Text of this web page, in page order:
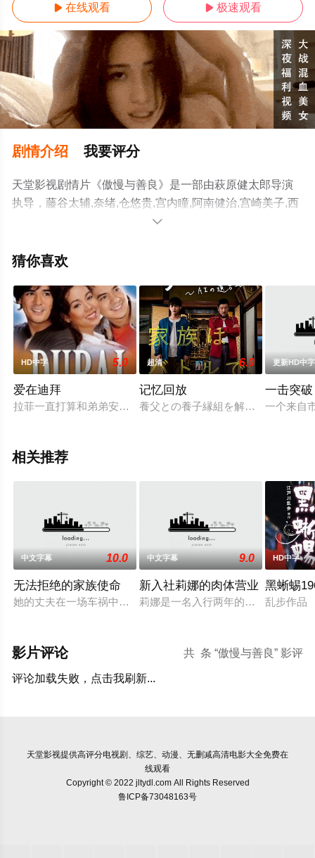
 在线观看  极速观看
剧情介绍 我要评分
天堂影视剧情片《傲慢与善良》是一部由萩原健太郎导演
执导，藤谷太辅,奈绪,仓悠贵,宫内瞳,阿南健治,宫崎美子,西
田尚美,前田美波里等明星演员精彩演绎的日本电影，手机
多相关信息可移步至豆瓣电影、电视猫或剧情网等平台了

猜你喜欢
HD中字 5.0
爱在迪拜
拉菲一直打算和弟弟安德鲁一起搬到加拿大，但兄弟俩喜欢上了
超清 6.0
记忆回放
養父との養子縁組を解消しようと、
更新HD中字
一击突破
一个来自
相关推荐
中文字幕 10.0
无法拒绝的家族使命
她的丈夫在一场车祸中腰部以下瘫痪，他们的性生活戛然而止，
中文字幕 9.0
新入社莉娜的肉体营业
莉娜是一名入行两年的婚礼策划师，
HD中字
黑蜥蜴
乱步作品
共 条 “傲慢与善良” 影评
影片评论
评论加载失败，点击我刷新...
天堂影视提供高评分电视剧、综艺、动漫、无删减高清电影大全免费在
线观看
Copyright © 2022 jltydl.com All Rights Reserved
鲁ICP备73048163号